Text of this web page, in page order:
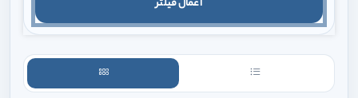
اعمال فیلتر